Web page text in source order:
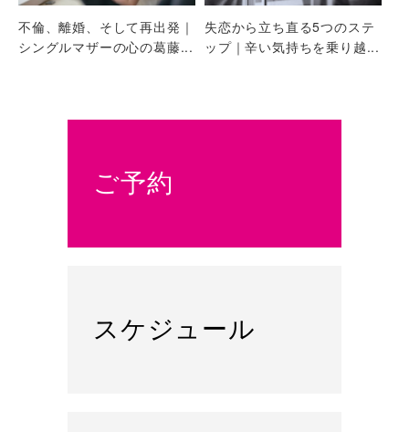
不倫、離婚、そして再出発｜
シングルマザーの心の葛藤...
失恋から立ち直る5つのステ
ップ｜辛い気持ちを乗り越...
ご予約
スケジュール